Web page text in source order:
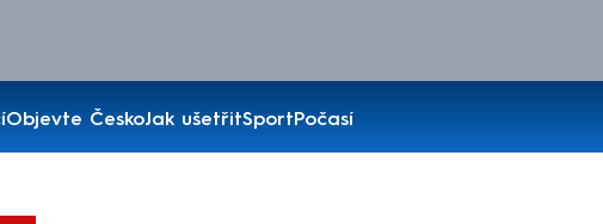
Objevte ČeskoJak ušetřitSportPočasí